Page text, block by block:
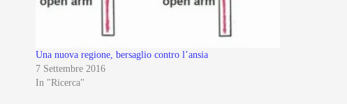
Una nuova regione, bersaglio contro l’ansia
7 Settembre 2016
In "Ricerca"